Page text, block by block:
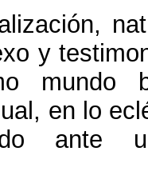
,
y
mundo
, en lo
ante